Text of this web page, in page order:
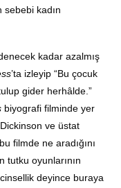
kadın
kadar azalmış
’ta izleyip “Bu çocuk
gider herhâlde.”
biyografi filminde yer
ve üstat
filmde ne aradığını
tutku oyunlarının
deyince buraya